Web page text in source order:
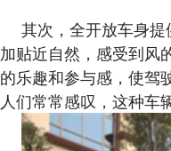
其次，全开放车身
加贴近自然，感受到风
的乐趣和参与感，使驾
人们常常感叹，这种车